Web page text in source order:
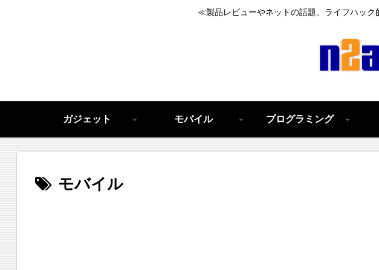
≪製品レビューやネットの話題、ライフハック
ガジェット モバイル プログラミング
モバイル